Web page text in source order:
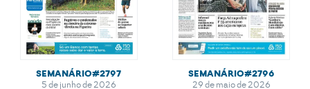
SEMANÁRIO#2797
5 de junho de 2026
SEMANÁRIO#2796
29 de maio de 2026